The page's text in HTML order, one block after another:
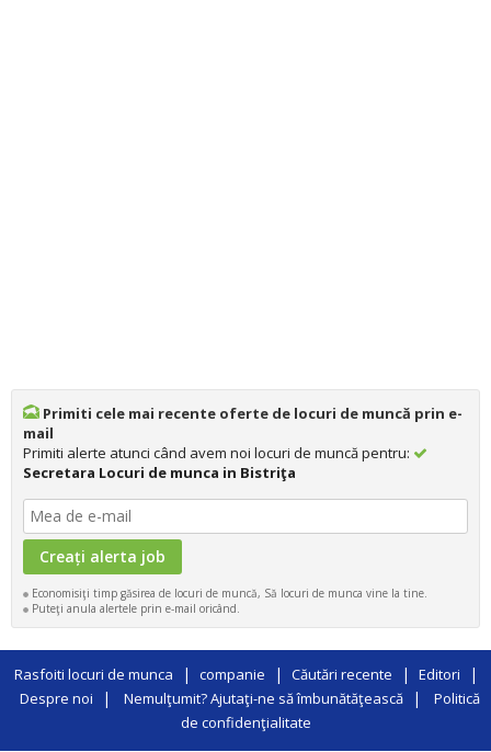
Primiti cele mai recente oferte de locuri de muncă prin e-
mail
Primiti alerte atunci când avem noi locuri de muncă pentru:
Secretara Locuri de munca in Bistriţa
Economisiţi timp găsirea de locuri de muncă, Să locuri de munca vine la tine.
Puteţi anula alertele prin e-mail oricând.
Rasfoiti locuri de munca | companie | Căutări recente | Editori |
Despre noi | Nemulţumit? Ajutaţi-ne să îmbunătăţească |
Politică
de confidenţialitate